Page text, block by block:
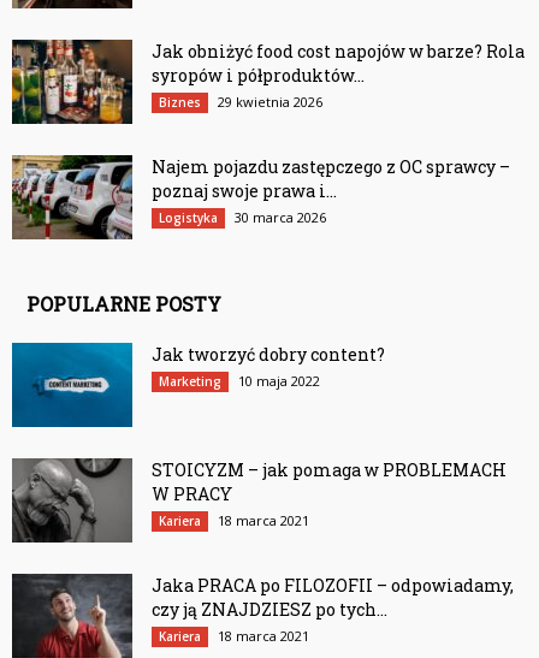
Jak obniżyć food cost napojów w barze? Rola
syropów i półproduktów...
Biznes 29 kwietnia 2026
Najem pojazdu zastępczego z OC sprawcy –
poznaj swoje prawa i...
Logistyka 30 marca 2026
POPULARNE POSTY
Jak tworzyć dobry content?
Marketing 10 maja 2022
STOICYZM – jak pomaga w PROBLEMACH
W PRACY
Kariera 18 marca 2021
Jaka PRACA po FILOZOFII – odpowiadamy,
czy ją ZNAJDZIESZ po tych...
Kariera 18 marca 2021